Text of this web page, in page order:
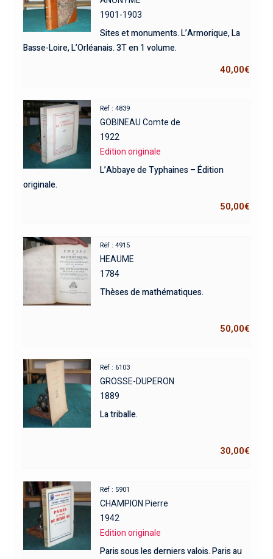
1901-1903
Sites et monuments. L’Armorique, La
Basse-Loire, L’Orléanais. 3T en 1 volume.
40,00€
Réf : 4839
GOBINEAU Comte de
1922
Edition originale
L’Abbaye de Typhaines – Édition
originale.
50,00€
Réf : 4915
HEAUME
1784
Thèses de mathématiques.
50,00€
Réf : 6103
GROSSE-DUPERON
1889
La triballe.
30,00€
Réf : 5901
CHAMPION Pierre
1942
Edition originale
Paris sous les derniers valois. Paris au